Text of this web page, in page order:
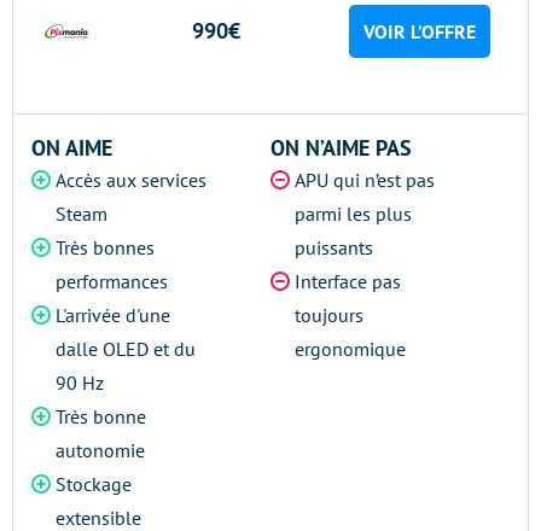
990€ VOIR L’OFFRE
ON AIME
Accès aux services
Steam
Très bonnes
performances
L'arrivée d'une
dalle OLED et du
90 Hz
Très bonne
autonomie
Stockage
extensible
ON N’AIME PAS
APU qui n’est pas
parmi les plus
puissants
Interface pas
toujours
ergonomique